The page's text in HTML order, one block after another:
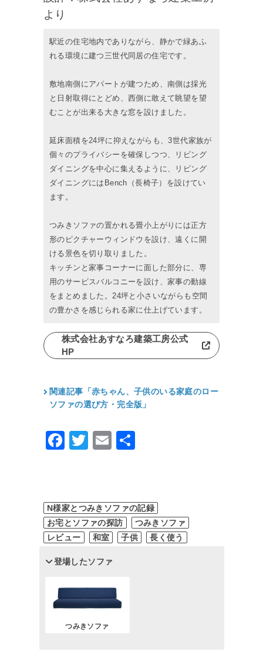
より
駅近の住宅地内でありながら、静かで緑あふ
れる環境に建つ三世代同居の住宅です。
敷地南側にアパートが建つため、南側は採光
と日射取得にとどめ、西側に敢えて眺望を望
むことが出来る大きな窓を設けました。
延床面積を24坪に抑えながらも、3世代家族が
個々のプライバシーを確保しつつ、リビング
ダイニングを中心に集えるように、リビング
ダイニングにはBench（長椅子）を設けてい
ます。
つみきソファの置かれる畳小上がりには正方
形のピクチャーウィンドウを設け、遠くに開
ける景色を切り取りました。
キッチンと家事コーナーに面した部分に、専
用のサービスバルコニーを設け、家事の動線
をまとめました。24坪と小さいながらも空間
の豊かさを感じられる家に仕上げています。
株式会社あすなろ建築工房公式
HP
関連記事「赤ちゃん、子供のいる家庭のロー
ソファの選び方・完全版」
Facebook
Twitter
Email
N様家とつみきソファの記録
お宅とソファの探訪
つみきソファ
レビュー
和室 子供 長く使う
登場したソファ
つみきソファ